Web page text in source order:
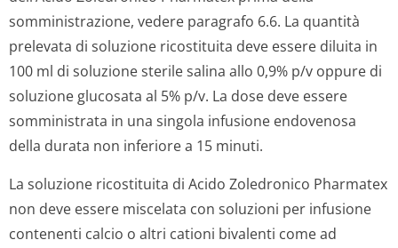
somministrazione, vedere paragrafo 6.6. La quantità
prelevata di soluzione ricostituita deve essere diluita in
100 ml di soluzione sterile salina allo 0,9% p/v oppure di
soluzione glucosata al 5% p/v. La dose deve essere
somministrata in una singola infusione endovenosa
della durata non inferiore a 15 minuti.
La soluzione ricostituita di Acido Zoledronico Pharmatex
non deve essere miscelata con soluzioni per infusione
contenenti calcio o altri cationi bivalenti come ad